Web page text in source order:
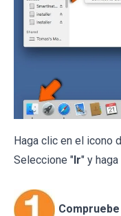
Haga clic en el icono
Seleccione "Ir" y